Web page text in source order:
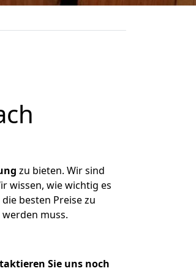
zu bieten. Wir sind
wissen, wie wichtig es
besten Preise zu
muss.
Sie uns noch